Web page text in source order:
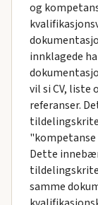
og
innklagede
vil si CV, liste
referanser.
"kompetanse
Dette
samme